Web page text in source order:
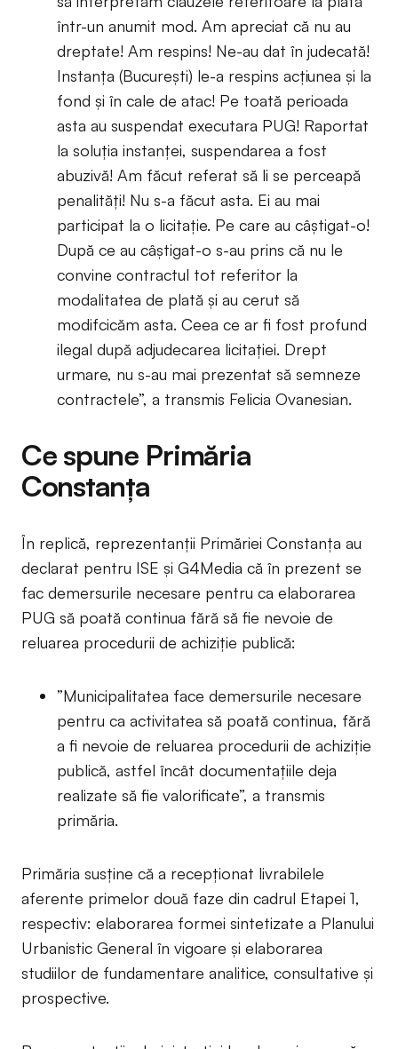
într-un anumit mod. Am apreciat că nu au
dreptate! Am respins! Ne-au dat în judecată!
Instanța (București) le-a respins acțiunea și la
fond și în cale de atac! Pe toată perioada
asta au suspendat executara PUG! Raportat
la soluția instanței, suspendarea a fost
abuzivă! Am făcut referat să li se perceapă
penalități! Nu s-a făcut asta. Ei au mai
participat la o licitație. Pe care au câștigat-o!
După ce au câștigat-o s-au prins că nu le
convine contractul tot referitor la
modalitatea de plată și au cerut să
modifcicăm asta. Ceea ce ar fi fost profund
ilegal după adjudecarea licitației. Drept
urmare, nu s-au mai prezentat să semneze
contractele”, a transmis Felicia Ovanesian.
Ce spune Primăria
Constanța
În replică, reprezentanții Primăriei Constanța au
declarat pentru ISE și G4Media că în prezent se
fac demersurile necesare pentru ca elaborarea
PUG să poată continua fără să fie nevoie de
reluarea procedurii de achiziție publică:
”Municipalitatea face demersurile necesare
pentru ca activitatea să poată continua, fără
a fi nevoie de reluarea procedurii de achiziție
publică, astfel încât documentațiile deja
realizate să fie valorificate”, a transmis
primăria.
Primăria susține că a recepționat livrabilele
aferente primelor două faze din cadrul Etapei 1,
respectiv: elaborarea formei sintetizate a Planului
Urbanistic General în vigoare și elaborarea
studiilor de fundamentare analitice, consultative și
prospective.